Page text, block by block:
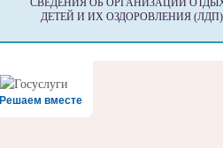
СВЕДЕНИЯ ОБ ОРГАНИЗАЦИИ
ДЕТЕЙ И ИХ ОЗДОРОВЛЕНИЯ (ЛДП)
Решаем вместе